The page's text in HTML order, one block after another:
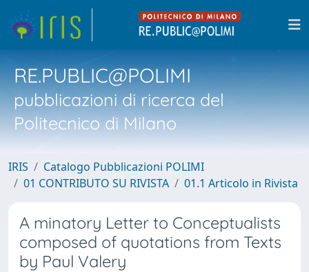
RE.PUBLIC@POLIMI
pubblicazioni di ricerca del
Politecnico di Milano
IRIS
Catalogo Pubblicazioni POLIMI
01 CONTRIBUTO SU RIVISTA
01.1 Articolo in Rivista
A minatory Letter to Conceptualists
composed of quotations from Texts
by Paul Valery